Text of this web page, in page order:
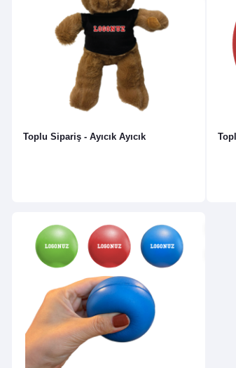
Toplu Sipariş - Ayıcık Ayıcık